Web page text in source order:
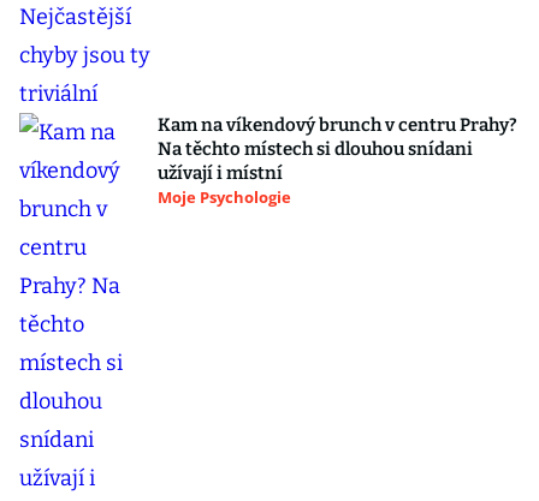
Kam na víkendový brunch v centru Prahy?
Na těchto místech si dlouhou snídani
užívají i místní
Moje Psychologie